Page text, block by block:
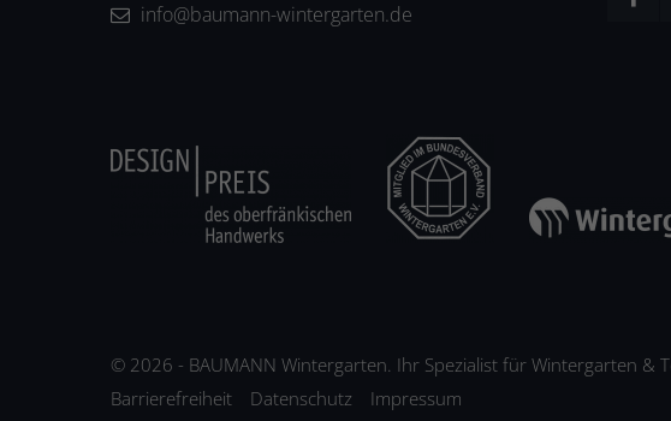
info@baumann-wintergarten.de
© 2026 - BAUMANN Wintergarten. Ihr Spezialist für Wintergarten &
Barrierefreiheit
Datenschutz Impressum